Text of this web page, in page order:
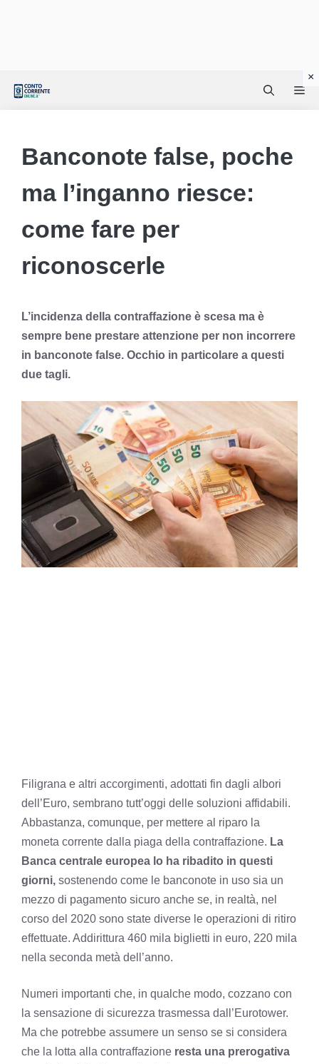
Banconote false, poche
ma l’inganno riesce:
come fare per
riconoscerle
L’incidenza della contraffazione è scesa ma è
sempre bene prestare attenzione per non incorrere
in banconote false. Occhio in particolare a questi
due tagli.
Filigrana e altri accorgimenti, adottati fin dagli albori
dell’Euro, sembrano tutt’oggi delle soluzioni affidabili.
Abbastanza, comunque, per mettere al riparo la
moneta corrente dalla piaga della contraffazione. La
Banca centrale europea lo ha ribadito in questi
giorni, sostenendo come le banconote in uso sia un
mezzo di pagamento sicuro anche se, in realtà, nel
corso del 2020 sono state diverse le operazioni di ritiro
effettuate. Addirittura 460 mila biglietti in euro, 220 mila
nella seconda metà dell’anno.
Numeri importanti che, in qualche modo, cozzano con
la sensazione di sicurezza trasmessa dall’Eurotower.
Ma che potrebbe assumere un senso se si considera
che la lotta alla contraffazione resta una prerogativa